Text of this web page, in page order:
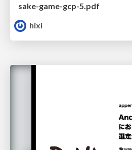
sake-game-gcp-5.pdf
hixi